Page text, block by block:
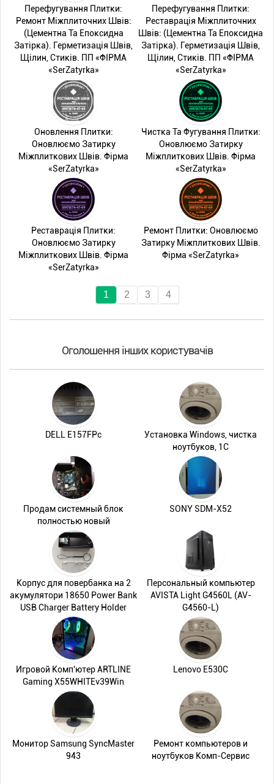
Перефугування Плитки:
Ремонт Міжплиточних Швів:
(Цементна Та Епоксидна
Затірка). Герметизація Швів,
Щілин, Стиків. ПП «ФІРМА
«SerZatyrka»
Перефугування Плитки:
Реставрація Міжплиточних
Швів: (Цементна Та Епоксидна
Затірка). Герметизація Швів,
Щілин, Стиків. ПП «ФІРМА
«SerZatyrka»
Оновлення Плитки:
Оновлюємо Затирку
Міжплиткових Швів. Фірма
«SerZatyrka»
Чистка Та Фугування Плитки:
Оновлюємо Затирку
Міжплиткових Швів. Фірма
«SerZatyrka»
Реставрація Плитки:
Оновлюємо Затирку
Міжплиткових Швів. Фірма
«SerZatyrka»
Ремонт Плитки: Оновлюємо
Затирку Міжплиткових Швів.
Фірма «SerZatyrka»
1 2 3 4
Оголошення інших користувачів
DELL E157FPc
Установка Windows, чистка
ноутбуков, 1С
Продам системный блок
полностью новый
SONY SDM-X52
Корпус для повербанка на 2
акумулятори 18650 Power Bank
USB Charger Battery Holder
Персональный компьютер
AVISTA Light G4560L (AV-
G4560-L)
Игровой Комп'ютер ARTLINE
Gaming X55WHITEv39Win
Lenovo E530C
Монитор Samsung SyncMaster
943
Ремонт компьютеров и
ноутбуков Комп-Сервис